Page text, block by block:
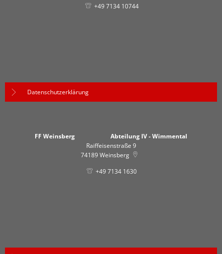
+49 7134 10744
Datenschutzerklärung
FF Weinsberg Abteilung IV - Wimmental
Raiffeisenstraße 9
74189Weinsberg
+49 7134 1630